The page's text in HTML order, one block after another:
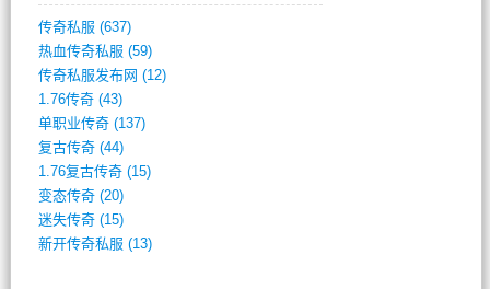
传奇私服 (637)
热血传奇私服 (59)
传奇私服发布网 (12)
1.76传奇(43)
单职业传奇(137)
复古传奇(44)
1.76复古传奇(15)
变态传奇(20)
迷失传奇(15)
新开传奇私服 (13)